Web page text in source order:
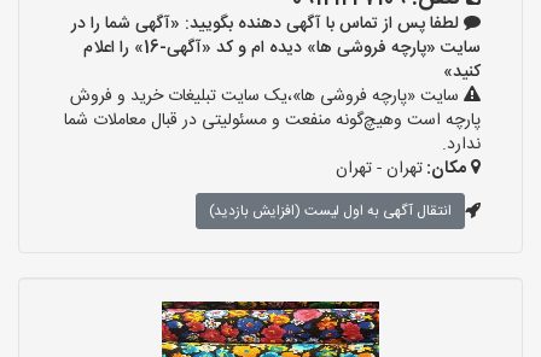
لطفا پس از تماس با آگهی دهنده بگویید: «آگهی شما را در
سایت «پارچه فروشی ها» دیده ام و کد «آگهی-16» را اعلام
کنید»
سایت «پارچه فروشی ها»،یک سایت تبلیغات خرید و فروش
پارچه است وهیچ‌گونه منفعت و مسئولیتی در قبال معاملات شما
ندارد.
مکان:تهران - تهران
انتقال آگهی به اول لیست (افزایش بازدید)